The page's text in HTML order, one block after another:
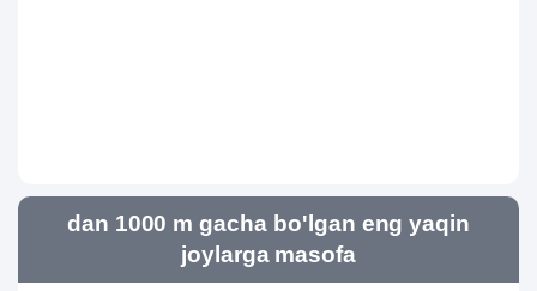
dan 1000 m gacha bo'lgan eng yaqin
joylarga masofa